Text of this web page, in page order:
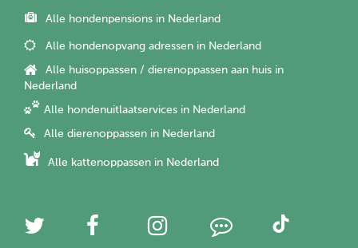
Alle hondenpensions in Nederland
Alle hondenopvang adressen in Nederland
Alle huisoppassen / dierenoppassen aan huis in
Nederland
Alle hondenuitlaatservices in Nederland
Alle dierenoppassen in Nederland
Alle kattenoppassen in Nederland